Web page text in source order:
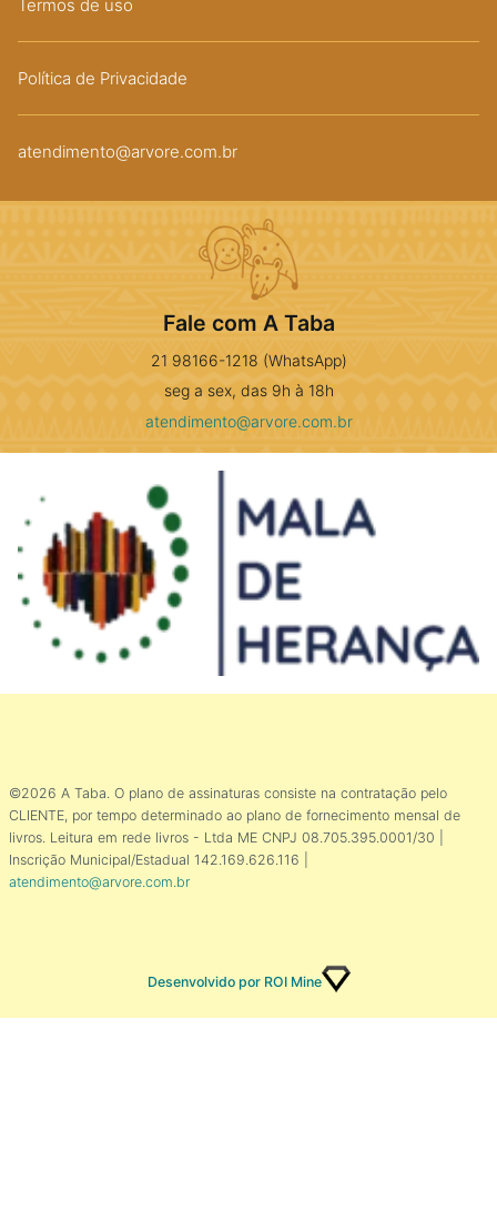
Termos de uso
Política de Privacidade
atendimento@arvore.com.br
Fale com A Taba
21 98166-1218 (WhatsApp)
seg a sex, das 9h à 18h
atendimento@arvore.com.br
©2026 A Taba. O plano de assinaturas consiste na contratação pelo
CLIENTE, por tempo determinado ao plano de fornecimento mensal de
livros. Leitura em rede livros - Ltda ME CNPJ 08.705.395.0001/30 |
Inscrição Municipal/Estadual 142.169.626.116 |
atendimento@arvore.com.br
Desenvolvido por ROI Mine